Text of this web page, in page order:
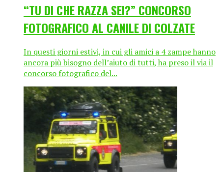
“TU DI CHE RAZZA SEI?” CONCORSO
FOTOGRAFICO AL CANILE DI COLZATE
In questi giorni estivi, in cui gli amici a 4 zampe hanno
ancora più bisogno dell’aiuto di tutti, ha preso il via il
concorso fotografico del...